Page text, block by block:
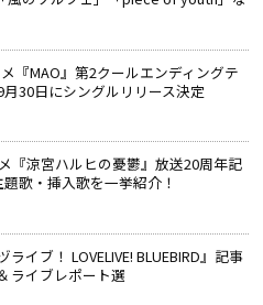
『MAO』第2クールエンディングテ
30日にシングルリリース決定
メ『涼宮ハルヒの憂鬱』放送20周年記
歌・挿入歌を一挙紹介！
ライブ！ LOVELIVE! BLUEBIRD』記事
ライブレポート選